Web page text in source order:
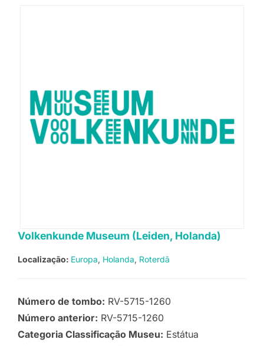
Volkenkunde Museum (Leiden, Holanda)
Localização: Europa Holanda Roterdã
Número de tombo: RV-5715-1260
Número anterior: RV-5715-1260
Categoria Classificação Museu: Estátua